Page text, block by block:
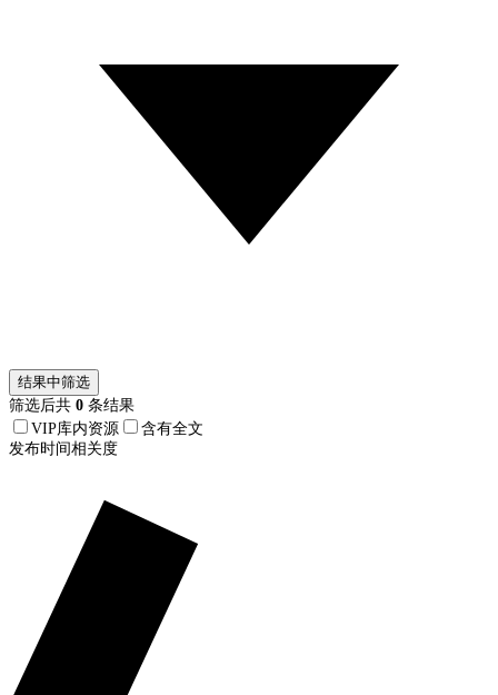
结果中筛选
筛选后共 0 条结果
VIP库内资源
含有全文
发布时间相关度